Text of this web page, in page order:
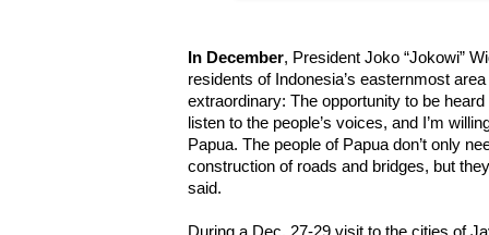
In December, President Joko “Jokowi”
residents of Indonesia’s easternmost
extraordinary: The opportunity to be
listen to the people’s voices, and I’m
Papua. The people of Papua don’t only
construction of roads and bridges, but
said.
During a Dec. 27-29 visit to the cities of